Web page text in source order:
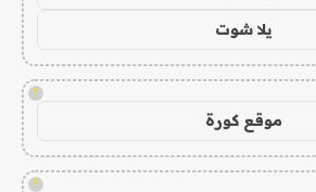
يلا شوت
!
موقع كورة
!